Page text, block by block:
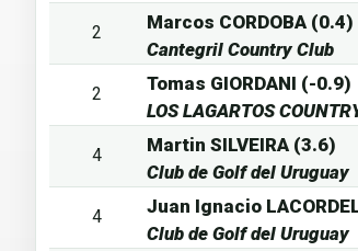
2
Marcos CORDOBA (0.4)
Cantegril Country Club
2
Tomas GIORDANI (-0.9)
LOS LAGARTOS
4
Martin SILVEIRA (3.6)
Club de Golf del Uruguay
4
Juan Ignacio
Club de Golf del Uruguay